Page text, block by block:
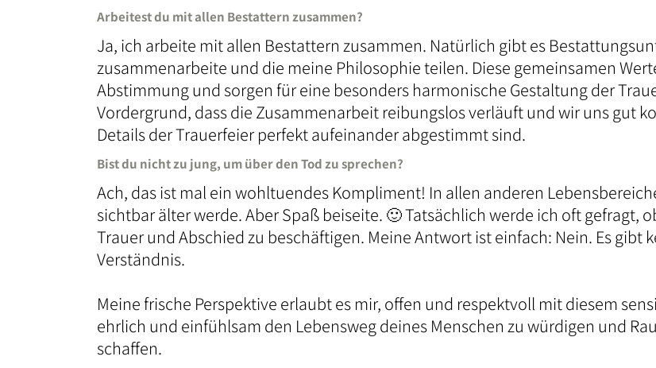
Arbeitest du mit allen Bestattern zusammen?
Ja, ich arbeite mit allen Bestattern zusammen. Natürlich gibt es
zusammenarbeite und die meine Philosophie teilen. Diese gemeinsamen
Abstimmung und sorgen für eine besonders harmonische Gestaltung der
Vordergrund, dass die Zusammenarbeit reibungslos verläuft und wir uns gut
Details der Trauerfeier perfekt aufeinander abgestimmt sind.
Bist du nicht zu jung, um über den Tod zu sprechen?
Ach, das ist mal ein wohltuendes Kompliment! In allen anderen
sichtbar älter werde. Aber Spaß beiseite. 🙂 Tatsächlich werde ich oft gefragt,
Trauer und Abschied zu beschäftigen. Meine Antwort ist einfach: Nein. Es gibt
Verständnis.
Meine frische Perspektive erlaubt es mir, offen und respektvoll mit diesem
ehrlich und einfühlsam den Lebensweg deines Menschen zu würdigen und
schaffen.